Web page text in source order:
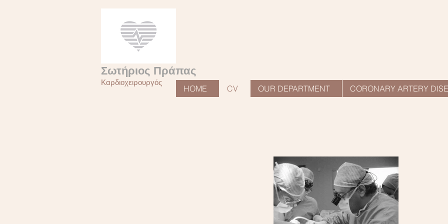
Σωτήριος Πράπας
Καρδιοχειρουργός
HOME CV OUR DEPARTMENT CORONARY ARTERY